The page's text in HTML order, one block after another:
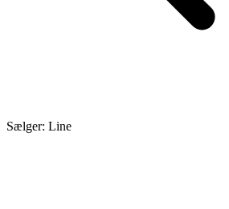
Sælger: Line